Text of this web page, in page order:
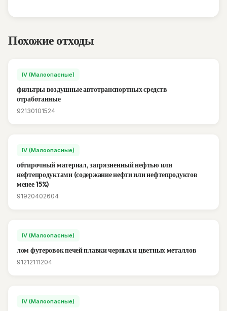
Похожие отходы
IV (Малоопасные)
фильтры воздушные автотранспортных средств
отработанные
92130101524
IV (Малоопасные)
обтирочный материал, загрязненный нефтью или
нефтепродуктами (содержание нефти или нефтепродуктов
менее 15%)
91920402604
IV (Малоопасные)
лом футеровок печей плавки черных и цветных металлов
91212111204
IV (Малоопасные)